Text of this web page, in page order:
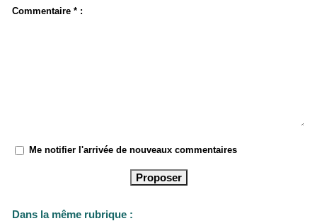
Commentaire * :
Me notifier l'arrivée de nouveaux commentaires
Dans la même rubrique :